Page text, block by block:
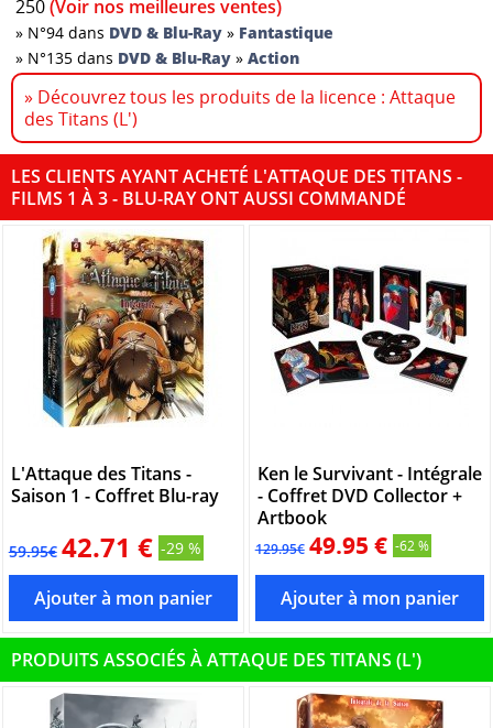
250(Voir nos meilleures ventes)
» N°94 dans DVD & Blu-Ray » Fantastique
» N°135 dans DVD & Blu-Ray »Action
» Découvrez tous les produits de la licence : Attaque
des Titans (L')
LES CLIENTS AYANT ACHETÉ L'ATTAQUE DES TITANS -
FILMS 1 À 3 - BLU-RAY ONT AUSSI COMMANDÉ
L'Attaque des Titans -
Saison 1 - Coffret Blu-ray
59.95€ 42.71 € -29 %
Ken le Survivant - Intégrale
- Coffret DVD Collector +
Artbook
129.95€ 49.95 € -62 %
PRODUITS ASSOCIÉS À ATTAQUE DES TITANS (L')